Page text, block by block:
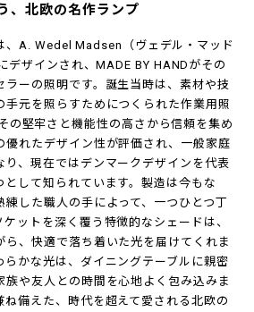
、北欧の名作ランプ
、A. Wedel Madsen（ヴェデル・マッド
デザインされ、MADE BY HANDがその
ラーの照明です。誕生当時は、素材や技
手元を照らすためにつくられた作業用照
堅牢さと機能性の高さから信頼を集め
優れたデザイン性が評価され、一般家庭
り、現在ではデンマークデザインを代表
として知られています。製造は今もな
練した職人の手によって、一つひとつ丁
ットを深く覆う特徴的なシェードは、
ら、快適で落ち着いた光を届けてくれま
らかな光は、ダイニングテーブルに親密
族や友人との時間を心地よく包み込みま
ね備えた、時代を超えて愛される北欧の